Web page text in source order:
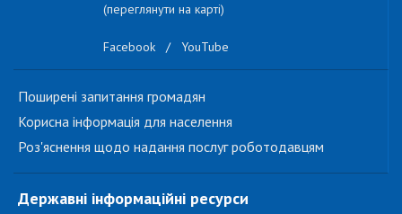
(переглянути на карті)
Facebook / YouTube
Поширені запитання громадян
Корисна інформація для населення
Роз'яснення щодо надання послуг роботодавцям
Державні інформаційні ресурси